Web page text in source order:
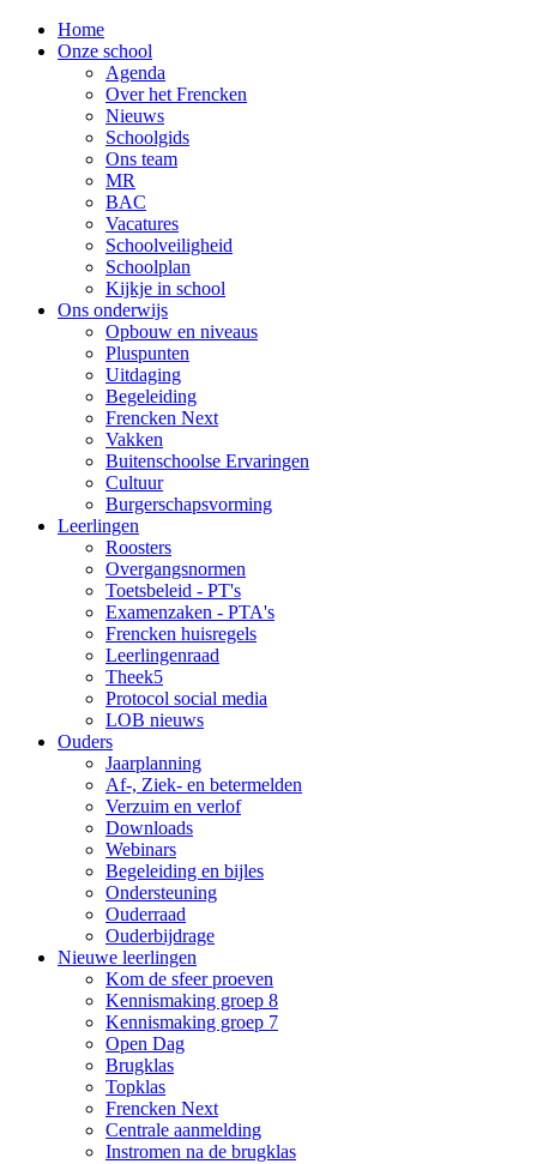
Home
Onze school
Agenda
Over het Frencken
Nieuws
Schoolgids
Ons team
MR
BAC
Vacatures
Schoolveiligheid
Schoolplan
Kijkje in school
Ons onderwijs
Opbouw en niveaus
Pluspunten
Uitdaging
Begeleiding
Frencken Next
Vakken
Buitenschoolse Ervaringen
Cultuur
Burgerschapsvorming
Leerlingen
Roosters
Overgangsnormen
Toetsbeleid - PT's
Examenzaken - PTA's
Frencken huisregels
Leerlingenraad
Theek5
Protocol social media
LOB nieuws
Ouders
Jaarplanning
Af-, Ziek- en betermelden
Verzuim en verlof
Downloads
Webinars
Begeleiding en bijles
Ondersteuning
Ouderraad
Ouderbijdrage
Nieuwe leerlingen
Kom de sfeer proeven
Kennismaking groep 8
Kennismaking groep 7
Open Dag
Brugklas
Topklas
Frencken Next
Centrale aanmelding
Instromen na de brugklas